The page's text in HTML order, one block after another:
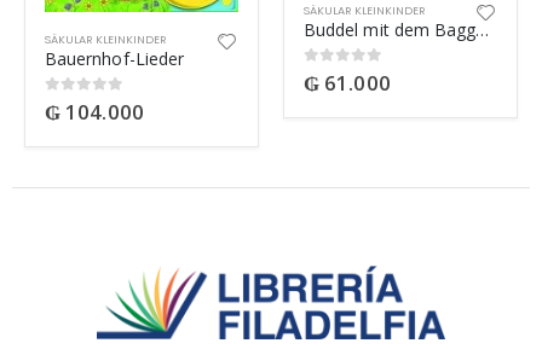
SÄKULAR KLEINKINDER
Bauernhof-Lieder
0out of 5
₲ 104.000
SÄKULAR KLEINKINDER
Buddel mit dem Baggerhuhn
0out of 5
₲ 61.000